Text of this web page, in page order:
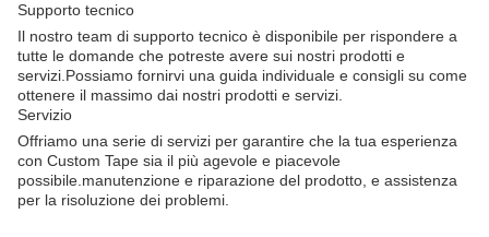
Supporto tecnico
Il nostro team di supporto tecnico è disponibile per rispondere a
tutte le domande che potreste avere sui nostri prodotti e
servizi.Possiamo fornirvi una guida individuale e consigli su come
ottenere il massimo dai nostri prodotti e servizi.
Servizio
Offriamo una serie di servizi per garantire che la tua esperienza
con Custom Tape sia il più agevole e piacevole
possibile.manutenzione e riparazione del prodotto, e assistenza
per la risoluzione dei problemi.